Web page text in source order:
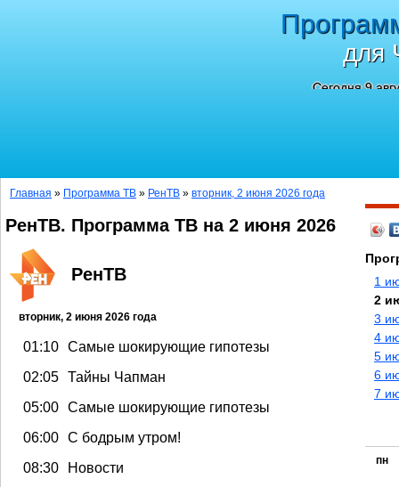
для
Сегодня 9
Главная » Программа ТВ » РенТВ » вторник, 2 июня 2026 года
РенТВ. Программа ТВ на 2 июня 2026
РенТВ
вторник, 2 июня 2026 года
01:10 Самые шокирующие гипотезы
02:05 Тайны Чапман
05:00 Самые шокирующие гипотезы
06:00 С бодрым утром!
08:30
Новости
1
2
3
4
5
6
7
пн